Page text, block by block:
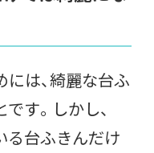
は、綺麗な台ふ
す。しかし、
る台ふきんだけ